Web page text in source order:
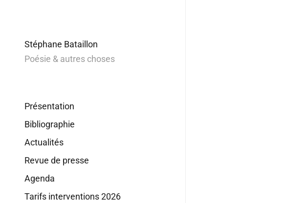
Stéphane Bataillon
Poésie & autres choses
Présentation
Bibliographie
Actualités
Revue de presse
Agenda
Tarifs interventions 2026